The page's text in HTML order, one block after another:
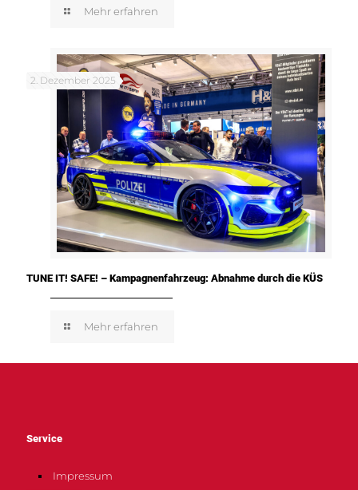
Mehr erfahren
2. Dezember 2025
TUNE IT! SAFE! – Kampagnenfahrzeug: Abnahme durch die KÜS
Mehr erfahren
Service
Impressum